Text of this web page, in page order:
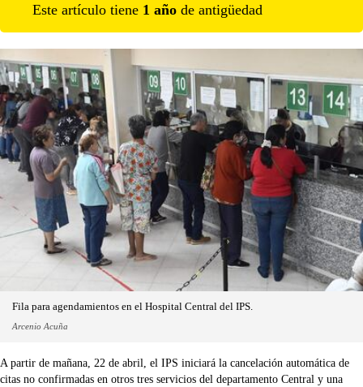
Este artículo tiene 1 año de antigüedad
Fila para agendamientos en el Hospital Central del IPS.
Arcenio Acuña
A partir de mañana, 22 de abril, el IPS iniciará la cancelación automática de
citas no confirmadas en otros tres servicios del departamento Central y una